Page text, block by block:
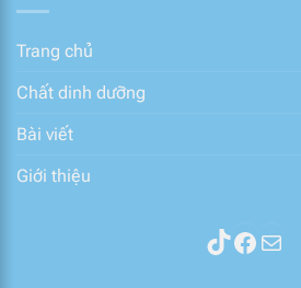
Trang chủ
Chất dinh dưỡng
Bài viết
Giới thiệu
Thành phần sữa